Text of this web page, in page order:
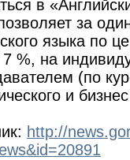
в
за
языка по
7 %, на
(по
и
http://